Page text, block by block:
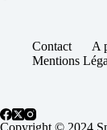
Contact A
Mentions